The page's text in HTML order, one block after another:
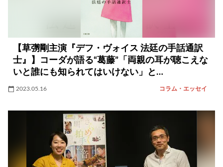
【草彅剛主演『デフ・ヴォイス 法廷の手話通訳
士』】コーダが語る“葛藤”「両親の耳が聴こえな
いと誰にも知られてはいけない」と…
2023.05.16 コラム・エッセイ